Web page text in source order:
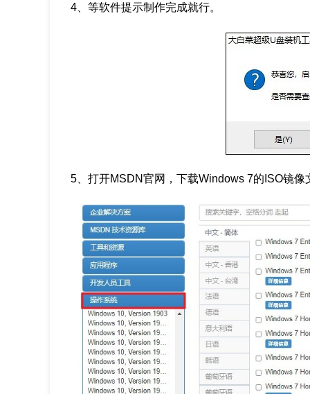
4、等软件提示制作完成就行。
5、打开MSDN官网，下载Windows 7的ISO镜像